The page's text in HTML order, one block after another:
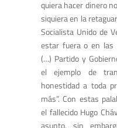
quiera hacer dinero
siquiera en la
Socialista Unido de
estar fuera o en las
(…) Partido y
el ejemplo de
honestidad a toda
más”. Con estas
el fallecido Hugo
asunto, sin